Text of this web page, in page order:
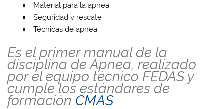
Material para la apnea
Seguridad y rescate
Técnicas de apnea
Es el primer manual de la
disciplina de Apnea, realizado
por el equipo técnico FEDAS y
cumple los estándares de
formación CMAS